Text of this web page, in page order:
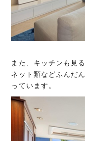
また、キッチンも見
ネット類などふんだ
っています。